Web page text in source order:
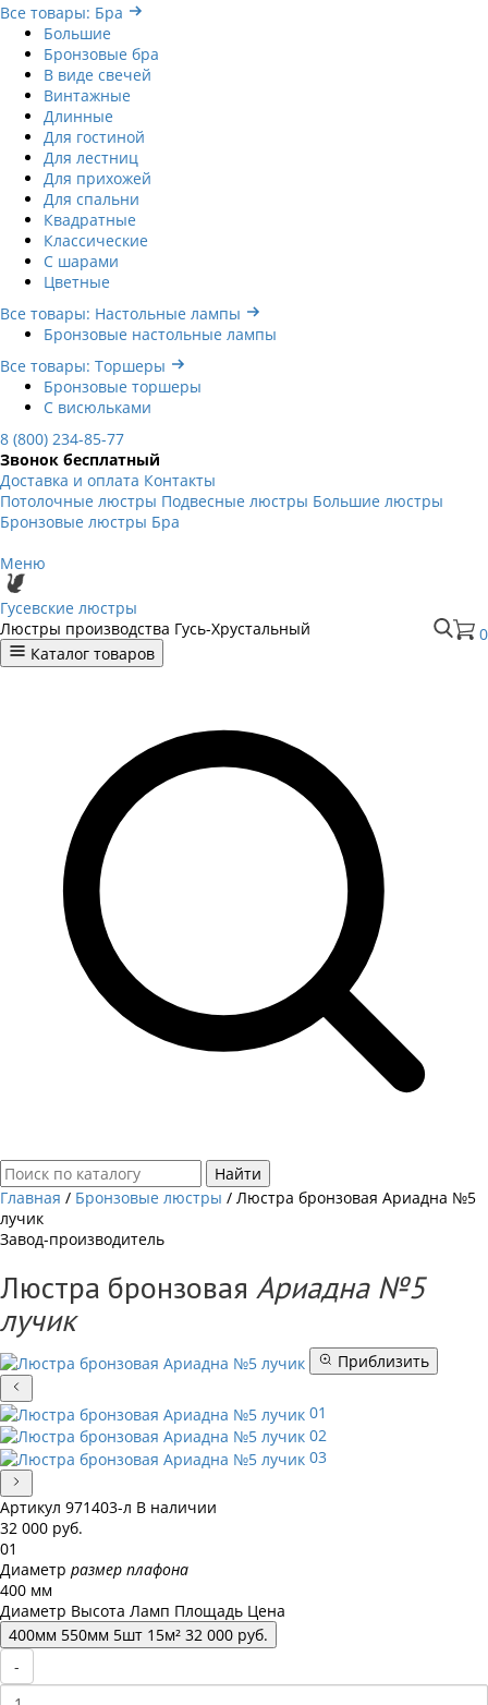
Все товары: Бра
Большие
Бронзовые бра
В виде свечей
Винтажные
Длинные
Для гостиной
Для лестниц
Для прихожей
Для спальни
Квадратные
Классические
С шарами
Цветные
Все товары: Настольные лампы
Бронзовые настольные лампы
Все товары: Торшеры
Бронзовые торшеры
С висюльками
8 (800) 234-85-77
Звонок бесплатный
Доставка и оплата Контакты
Потолочные люстры Подвесные люстры Большие люстры
Бронзовые люстры Бра
Меню
Гусевские люстры
0
Люстры производства Гусь-Хрустальный
Каталог товаров
Найти
Главная / Бронзовые люстры / Люстра бронзовая Ариадна №5
лучик
Завод-производитель
Люстра бронзовая Ариадна №5
лучик
Приблизить
01
02
03
Артикул 971403-л В наличии
32 000 руб.
01
Диаметр размер плафона
400 мм
Диаметр Высота Ламп Площадь Цена
400мм 550мм 5шт 15м² 32 000 руб.
-